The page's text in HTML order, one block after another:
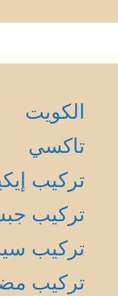
الكويت
تاكسي
تركيب
تركيب
تركيب
تركيب